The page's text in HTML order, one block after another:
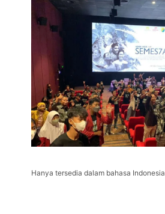
Hanya tersedia dalam bahasa Indonesia